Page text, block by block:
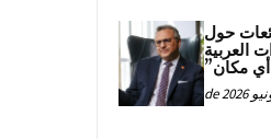
حول
العربية
مكان”